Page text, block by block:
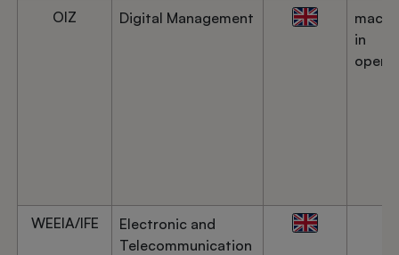
OIZ Digital Management
in
WEEIA/IFE
Electronic and
Telecommunication